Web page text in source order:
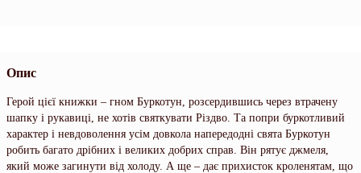
Опис
Герой цієї книжки – гном Буркотун, розсердившись через втрачену
шапку і рукавиці, не хотів святкувати Різдво. Та попри буркотливий
характер і невдоволення усім довкола напередодні свята Буркотун
робить багато дрібних і великих добрих справ. Він рятує джмеля,
який може загинути від холоду. А ще – дає прихисток кроленятам, що